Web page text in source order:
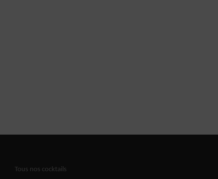
Tous nos cocktails